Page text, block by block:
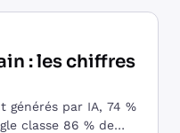
: les chiffres
générés par IA, 74 %
classe 86 % de